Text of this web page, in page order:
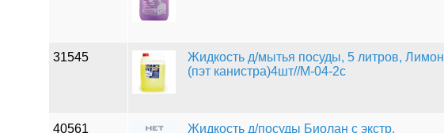
31545
Жидкость д/мытья посуды, 5 литров, Лимон
(пэт канистра)4шт//М-04-2с
40561
Жидкость д/посуды Биолан с экстр.